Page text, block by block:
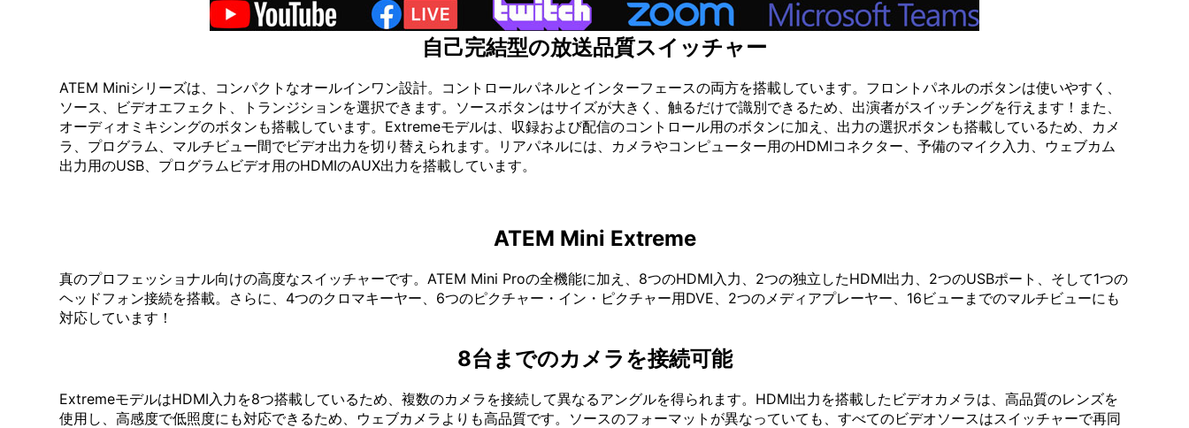
自己完結型の放送品質スイッチャー
ATEM Miniシリーズは、コンパクトなオールインワン設計。コントロールパネルとインターフェースの両方を搭載しています。フロントパネルのボタンは使いやすく、
ソース、ビデオエフェクト、トランジションを選択できます。ソースボタンはサイズが大きく、触るだけで識別できるため、出演者がスイッチングを行えます！また、
オーディオミキシングのボタンも搭載しています。Extremeモデルは、収録および配信のコントロール用のボタンに加え、出力の選択ボタンも搭載しているため、カメ
ラ、プログラム、マルチビュー間でビデオ出力を切り替えられます。リアパネルには、カメラやコンピューター用のHDMIコネクター、予備のマイク入力、ウェブカム
出力用のUSB、プログラムビデオ用のHDMIのAUX出力を搭載しています。
ATEM Mini Extreme
真のプロフェッショナル向けの高度なスイッチャーです。ATEM Mini Proの全機能に加え、8つのHDMI入力、2つの独立したHDMI出力、2つのUSBポート、そして1つの
ヘッドフォン接続を搭載。さらに、4つのクロマキーヤー、6つのピクチャー・イン・ピクチャー用DVE、2つのメディアプレーヤー、16ビューまでのマルチビューにも
対応しています！
8台までのカメラを接続可能
ExtremeモデルはHDMI入力を8つ搭載しているため、複数のカメラを接続して異なるアングルを得られます。HDMI出力を搭載したビデオカメラは、高品質のレンズを
使用し、高感度で低照度にも対応できるため、ウェブカメラよりも高品質です。ソースのフォーマットが異なっていても、すべてのビデオソースはスイッチャーで再同